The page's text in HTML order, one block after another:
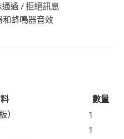
過 / 拒絕訊息
和蜂鳴器音效
數量
）
1
1